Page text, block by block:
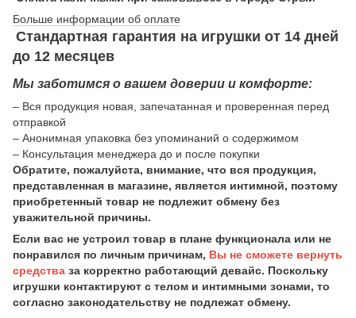
Больше информации об оплате
Стандартная гарантия на игрушки от 14 дней
до 12 месяцев
Мы заботимся о вашем доверии и комфорте:
– Вся продукция новая, запечатанная и проверенная перед
отправкой
– Анонимная упаковка без упоминаний о содержимом
– Консультация менеджера до и после покупки
Обратите, пожалуйста, внимание, что вся продукция,
представленная в магазине, является интимной, поэтому
приобретенный товар не подлежит обмену без
уважительной причины.
Если вас не устроил товар в плане функционала или не
понравился по личным причинам, Вы не сможете вернуть
средства за корректно работающий девайс. Поскольку
игрушки контактируют с телом и интимными зонами, то
согласно законодательству не подлежат обмену.